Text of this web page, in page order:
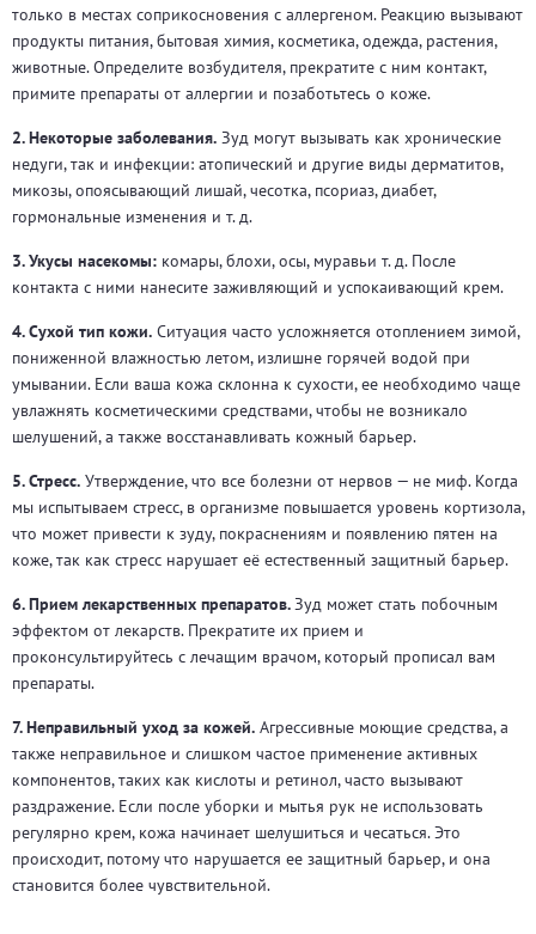
только в местах соприкосновения с аллергеном. Реакцию вызывают
продукты питания, бытовая химия, косметика, одежда, растения,
животные. Определите возбудителя, прекратите с ним контакт,
примите препараты от аллергии и позаботьтесь о коже.
2. Некоторые заболевания. Зуд могут вызывать как хронические
недуги, так и инфекции: атопический и другие виды дерматитов,
микозы, опоясывающий лишай, чесотка, псориаз, диабет,
гормональные изменения и т. д.
3. Укусы насекомы: комары, блохи, осы, муравьи т. д. После
контакта с ними нанесите заживляющий и успокаивающий крем.
4. Сухой тип кожи. Ситуация часто усложняется отоплением зимой,
пониженной влажностью летом, излишне горячей водой при
умывании. Если ваша кожа склонна к сухости, ее необходимо чаще
увлажнять косметическими средствами, чтобы не возникало
шелушений, а также восстанавливать кожный барьер.
5. Стресс. Утверждение, что все болезни от нервов — не миф. Когда
мы испытываем стресс, в организме повышается уровень кортизола,
что может привести к зуду, покраснениям и появлению пятен на
коже, так как стресс нарушает её естественный защитный барьер.
6. Прием лекарственных препаратов.Зуд может стать побочным
эффектом от лекарств. Прекратите их прием и
проконсультируйтесь с лечащим врачом, который прописал вам
препараты.
7. Неправильный уход за кожей. Агрессивные моющие средства, а
также неправильное и слишком частое применение активных
компонентов, таких как кислоты и ретинол, часто вызывают
раздражение. Если после уборки и мытья рук не использовать
регулярно крем, кожа начинает шелушиться и чесаться. Это
происходит, потому что нарушается ее защитный барьер, и она
становится более чувствительной.